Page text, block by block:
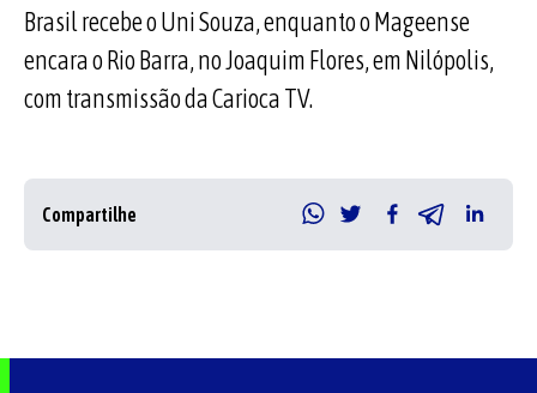
Brasil recebe o Uni Souza, enquanto o Mageense
encara o Rio Barra, no Joaquim Flores, em Nilópolis,
com transmissão da Carioca TV.
Compartilhe